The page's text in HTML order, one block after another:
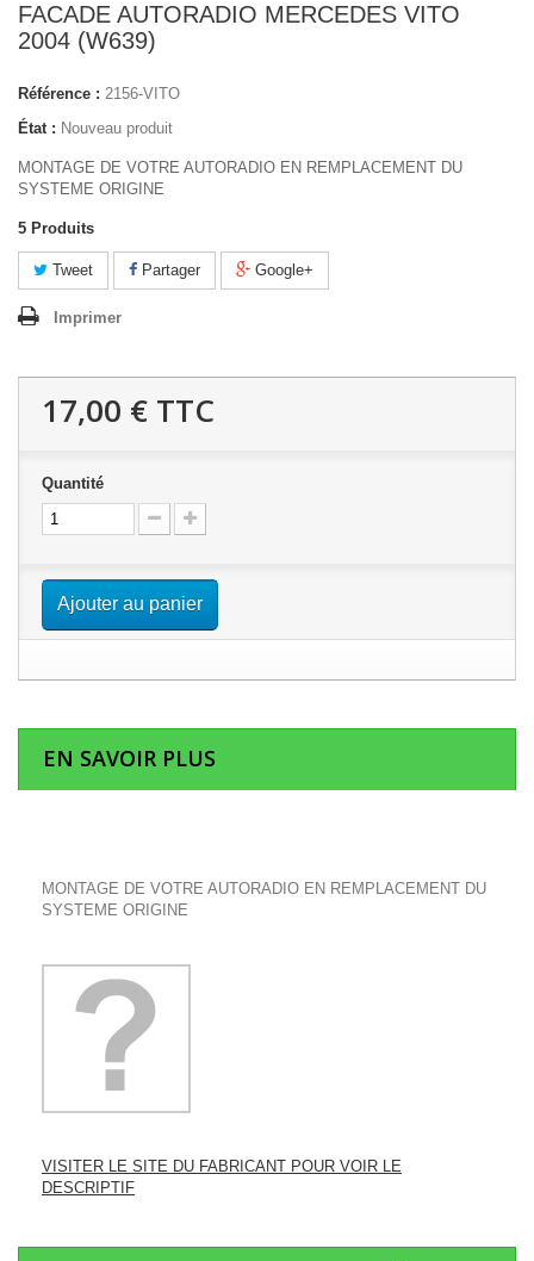
FACADE AUTORADIO MERCEDES VITO
2004 (W639)
Référence : 2156-VITO
État : Nouveau produit
MONTAGE DE VOTRE AUTORADIO EN REMPLACEMENT DU
SYSTEME ORIGINE
5 Produits
Tweet Partager Google+
Imprimer
17,00 € TTC
Quantité
Ajouter au panier
EN SAVOIR PLUS
MONTAGE DE VOTRE AUTORADIO EN REMPLACEMENT DU
SYSTEME ORIGINE
VISITER LE SITE DU FABRICANT POUR VOIR LE
DESCRIPTIF